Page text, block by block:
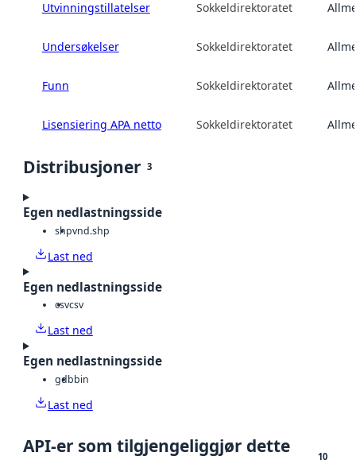
Utvinningstillatelser Sokkeldirektoratet
Undersøkelser Sokkeldirektoratet
Funn Sokkeldirektoratet
Lisensiering APA netto Sokkeldirektoratet
Distribusjoner 3
Egen nedlastningsside
shpvnd.shp
Last ned
Egen nedlastningsside
csvcsv
Last ned
Egen nedlastningsside
gdbbin
Last ned
API-er som tilgjengeliggjør dette
10